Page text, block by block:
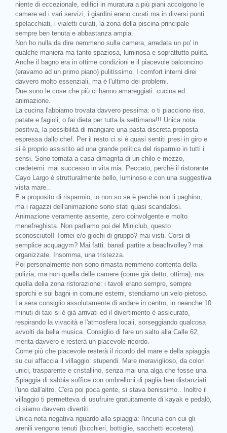
niente di eccezionale, edifici in muratura a più piani accolgono le
camere ed i vari servizi, i giardini erano curati ma in diversi punti
spelacchiati, i vialetti curati, la zona della piscina principale
sempre ben tenuta e abbastanza ampia.
Non ho nulla da dire nemmeno sulla camera, arredata un po' in
qualche maniera ma tanto spaziosa, luminosa e soprattutto pulita.
Anche il bagno era in ottime condizioni e il piacevole balconcino
(eravamo ad un primo piano) pulitissimo. I comfort interni direi
davvero molto essenziali, ma è l'ultimo dei problemi.
Due sono le cose che più ci hanno amareggiati: cucina ed
animazione.
La cucina l'abbiamo trovata davvero pessima: o ti piacciono riso,
patate e fagioli, o fai dieta per tutta la settimana!!! Unica nota
positiva, la possibilità di mangiare una pasta discreta proposta
espressa dallo chef. Per il resto ci si è quasi sentiti presi in giro e
si è proprio assistito ad una grande politica del risparmio in tutti i
sensi. Sono tornata a casa dimagrita di un chilo e mezzo,
credetemi: mai successo in vita mia. Peccato, perchè il ristorante
Cayo Largo è strutturalmente bello, luminoso e con una suggestiva
vista mare..
E a proposito di risparmio, io non so se è perchè non li paghino,
ma i ragazzi dell'animazione sono stati quasi scandalosi.
Animazione veramente assente, zero coinvolgente e molto
menefreghista. Non parliamo poi del Miniclub, questo
sconosciuto!! Tornei e/o giochi di gruppo? mai visti. Corsi di
semplice acquagym? Mai fatti. banali partite a beachvolley? mai
organizzate. Insomma, una tristezza.
Poi personalmente non sono rimasta nemmeno contenta della
pulizia, ma non quella delle camere (come già detto, ottima), ma
quella della zona ristorazione: i tavoli erano sempre, sempre
sporchi e sui bagni in comune esterni, stendiamo un velo pietoso.
La sera consiglio assolutamente di andare in centro, in neanche 10
minuti di taxi si è già arrivati ed il divertimento è assicurato,
respirando la vivacità e l'atmosfera locali, sorseggiando qualcosa
avvolti da bella musica. Consiglio di fare un salto alla Calle 62,
merita davvero e resterà un piacevole ricordo.
Come più che piacevole resterà il ricordo del mare e della spiaggia
su cui affaccia il villaggio: stupendi. Mare meraviglioso, da colori
unici, trasparente e cristallino, senza mai una alga che fosse una.
Spiaggia di sabbia soffice con ombrelloni di paglia ben distanziati
l'uno dall'altro. C'era poi poca gente, si stava benissimo.. Inoltre il
villaggio ti permetteva di usufruire gratuitamente di kayak e pedalò,
ci siamo davvero divertiti.
Unica nota negativa riguardo alla spiaggia: l'incuria con cui gli
arenili vengono tenuti (bicchieri, bottiglie, sacchetti eccetera).